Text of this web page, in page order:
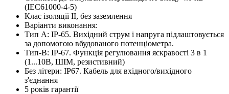
(IEC61000-4-5)
Клас ізоляції II, без заземлення
Варіанти виконання:
Тип А: IP-65. Вихідний струм і напруга підлаштовується
за допомогою вбудованого потенціометра.
Тип-B: IP-67. Функція регулювання яскравості 3 в 1
(1...10В, ШІМ, резистивний)
Без літери: IP67. Кабель для вхідного/вихідного
з'єднання
5 років гарантії